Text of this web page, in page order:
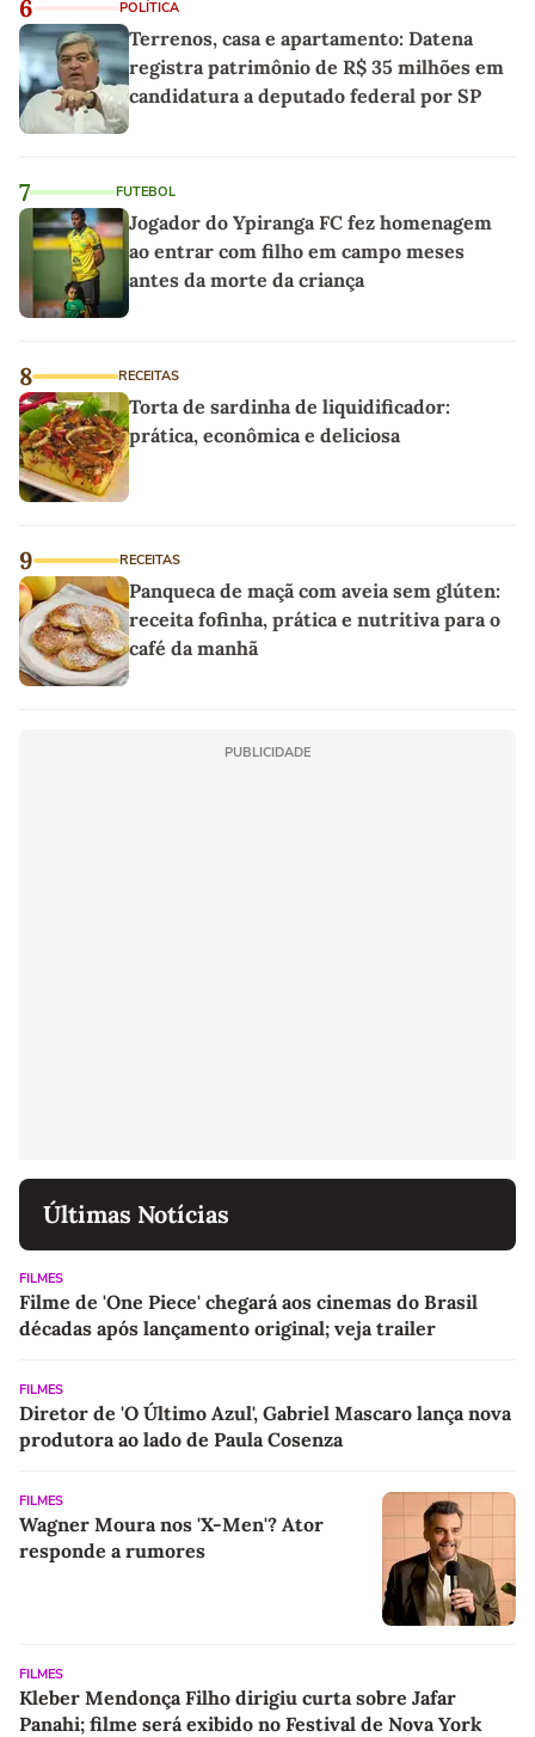
6 POLÍTICA
Terrenos, casa e apartamento: Datena
registra patrimônio de R$ 35 milhões em
candidatura a deputado federal por SP
7 FUTEBOL
Jogador do Ypiranga FC fez homenagem
ao entrar com filho em campo meses
antes da morte da criança
8 RECEITAS
Torta de sardinha de liquidificador:
prática, econômica e deliciosa
9 RECEITAS
Panqueca de maçã com aveia sem glúten:
receita fofinha, prática e nutritiva para o
café da manhã
PUBLICIDADE
Últimas Notícias
FILMES
Filme de 'One Piece' chegará aos cinemas do Brasil
décadas após lançamento original; veja trailer
FILMES
Diretor de 'O Último Azul', Gabriel Mascaro lança nova
produtora ao lado de Paula Cosenza
FILMES
Wagner Moura nos 'X-Men'? Ator
responde a rumores
FILMES
Kleber Mendonça Filho dirigiu curta sobre Jafar
Panahi; filme será exibido no Festival de Nova York